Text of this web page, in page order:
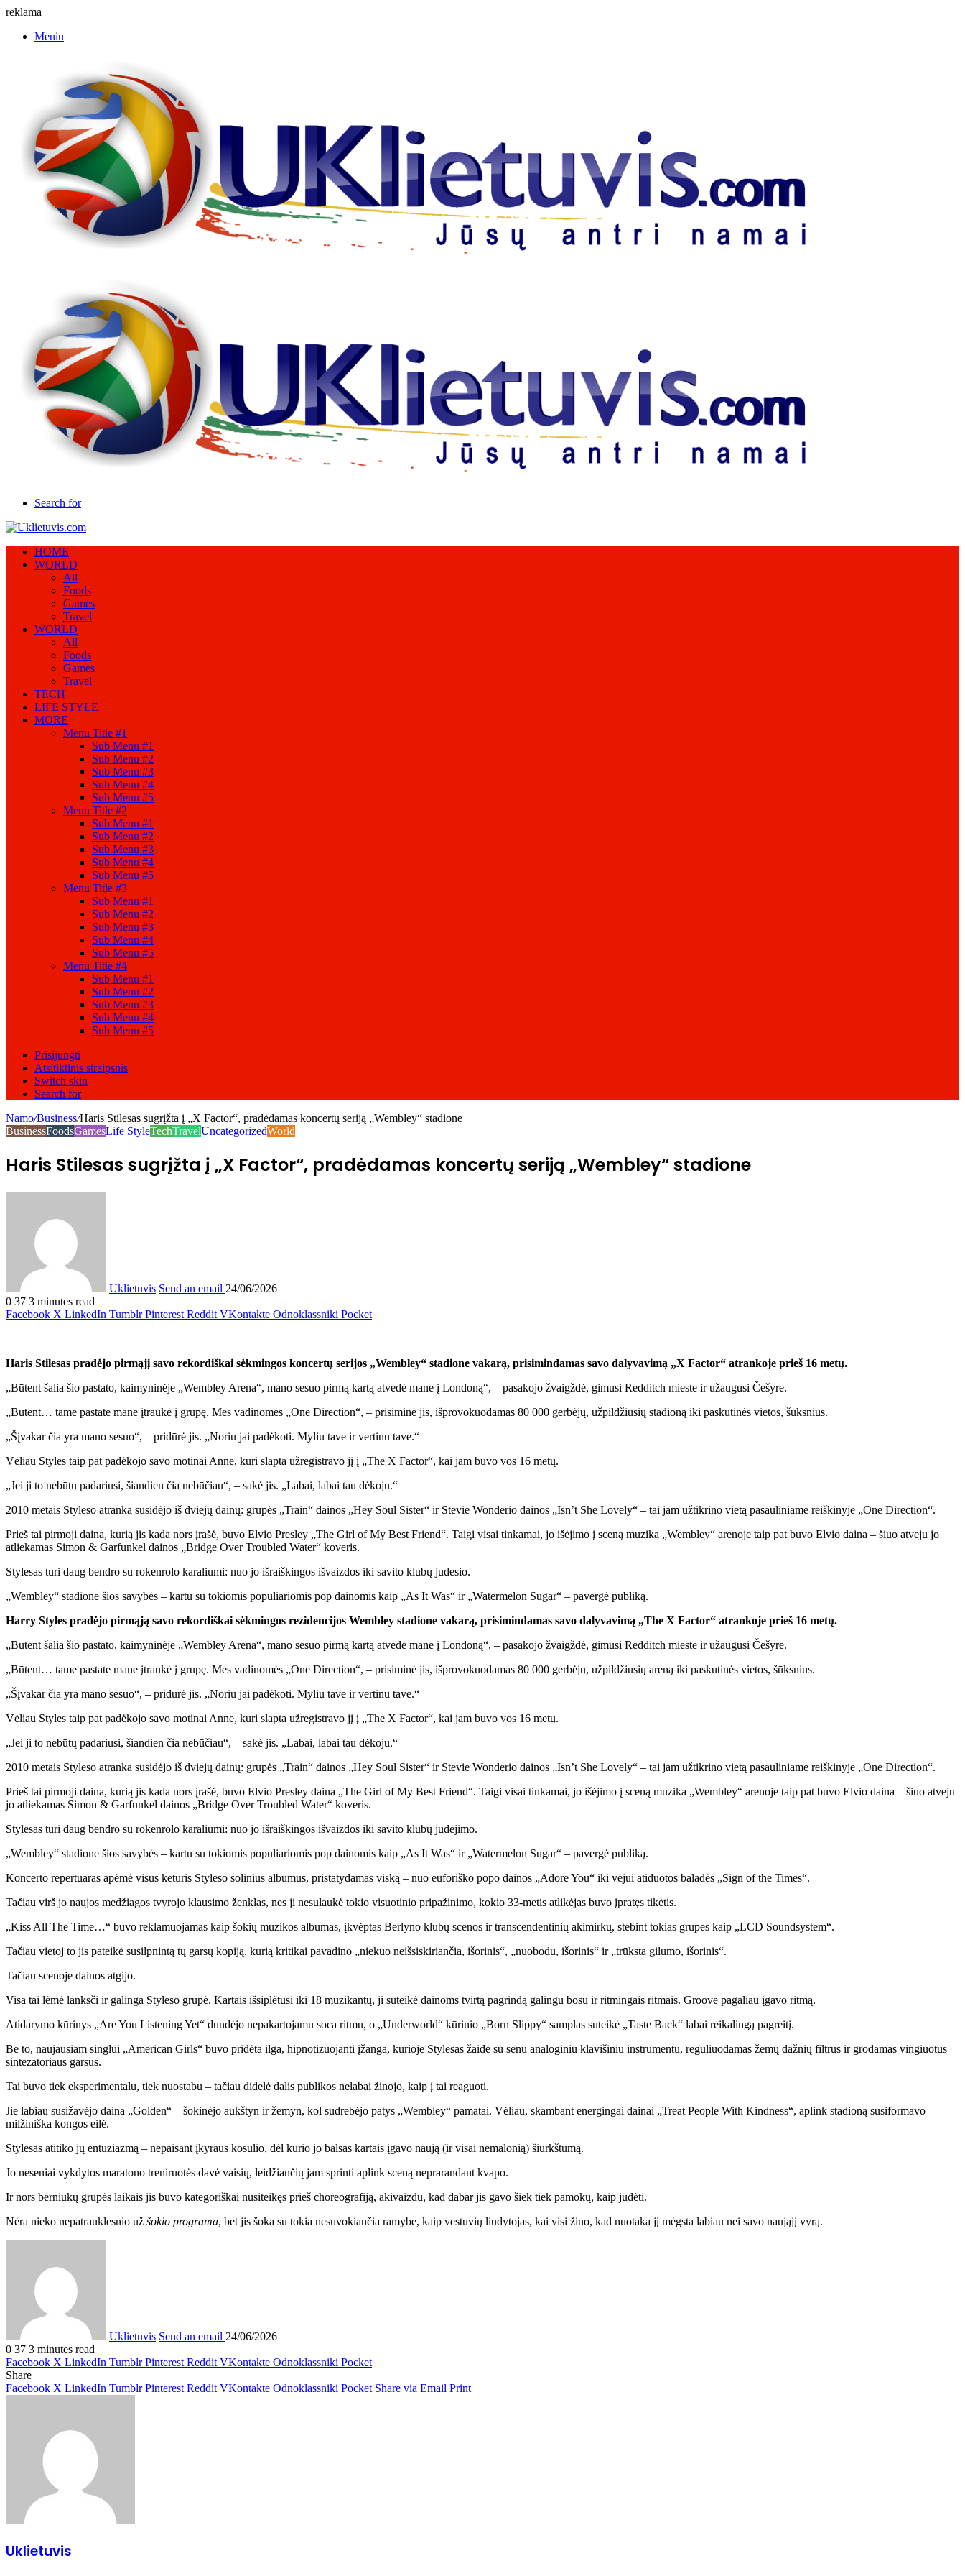
reklama
Meniu
Search for
HOME
WORLD
All
Foods
Games
Travel
WORLD
All
Foods
Games
Travel
TECH
LIFE STYLE
MORE
Menu Title #1
Sub Menu #1
Sub Menu #2
Sub Menu #3
Sub Menu #4
Sub Menu #5
Menu Title #2
Sub Menu #1
Sub Menu #2
Sub Menu #3
Sub Menu #4
Sub Menu #5
Menu Title #3
Sub Menu #1
Sub Menu #2
Sub Menu #3
Sub Menu #4
Sub Menu #5
Menu Title #4
Sub Menu #1
Sub Menu #2
Sub Menu #3
Sub Menu #4
Sub Menu #5
Prisijungti
Atsitiktinis straipsnis
Switch skin
Search for
Namo/Business/Haris Stilesas sugrįžta į „X Factor“, pradėdamas koncertų seriją „Wembley“ stadione
BusinessFoodsGamesLife StyleTechTravelUncategorizedWorld
Haris Stilesas sugrįžta į „X Factor“, pradėdamas koncertų seriją „Wembley“ stadione
Uklietuvis Send an email 24/06/2026
0 37 3 minutes read
Facebook X LinkedIn Tumblr Pinterest Reddit VKontakte Odnoklassniki Pocket
Haris Stilesas pradėjo pirmąjį savo rekordiškai sėkmingos koncertų serijos „Wembley“ stadione vakarą, prisimindamas savo dalyvavimą „X Factor“ atrankoje prieš 16 metų.
„Būtent šalia šio pastato, kaimyninėje „Wembley Arena“, mano sesuo pirmą kartą atvedė mane į Londoną“, – pasakojo žvaigždė, gimusi Redditch mieste ir užaugusi Češyre.
„Būtent… tame pastate mane įtraukė į grupę. Mes vadinomės „One Direction“, – prisiminė jis, išprovokuodamas 80 000 gerbėjų, užpildžiusių stadioną iki paskutinės vietos, šūksnius.
„Šįvakar čia yra mano sesuo“, – pridūrė jis. „Noriu jai padėkoti. Myliu tave ir vertinu tave.“
Vėliau Styles taip pat padėkojo savo motinai Anne, kuri slapta užregistravo jį į „The X Factor“, kai jam buvo vos 16 metų.
„Jei ji to nebūtų padariusi, šiandien čia nebūčiau“, – sakė jis. „Labai, labai tau dėkoju.“
2010 metais Styleso atranka susidėjo iš dviejų dainų: grupės „Train“ dainos „Hey Soul Sister“ ir Stevie Wonderio dainos „Isn’t She Lovely“ – tai jam užtikrino vietą pasauliniame reiškinyje „One Direction“.
Prieš tai pirmoji daina, kurią jis kada nors įrašė, buvo Elvio Presley „The Girl of My Best Friend“. Taigi visai tinkamai, jo išėjimo į sceną muzika „Wembley“ arenoje taip pat buvo Elvio daina – šiuo atveju jo
atliekamas Simon & Garfunkel dainos „Bridge Over Troubled Water“ koveris.
Stylesas turi daug bendro su rokenrolo karaliumi: nuo jo išraiškingos išvaizdos iki savito klubų judesio.
„Wembley“ stadione šios savybės – kartu su tokiomis populiariomis pop dainomis kaip „As It Was“ ir „Watermelon Sugar“ – pavergė publiką.
Harry Styles pradėjo pirmąją savo rekordiškai sėkmingos rezidencijos Wembley stadione vakarą, prisimindamas savo dalyvavimą „The X Factor“ atrankoje prieš 16 metų.
„Būtent šalia šio pastato, kaimyninėje „Wembley Arena“, mano sesuo pirmą kartą atvedė mane į Londoną“, – pasakojo žvaigždė, gimusi Redditch mieste ir užaugusi Češyre.
„Būtent… tame pastate mane įtraukė į grupę. Mes vadinomės „One Direction“, – prisiminė jis, išprovokuodamas 80 000 gerbėjų, užpildžiusių areną iki paskutinės vietos, šūksnius.
„Šįvakar čia yra mano sesuo“, – pridūrė jis. „Noriu jai padėkoti. Myliu tave ir vertinu tave.“
Vėliau Styles taip pat padėkojo savo motinai Anne, kuri slapta užregistravo jį į „The X Factor“, kai jam buvo vos 16 metų.
„Jei ji to nebūtų padariusi, šiandien čia nebūčiau“, – sakė jis. „Labai, labai tau dėkoju.“
2010 metais Styleso atranka susidėjo iš dviejų dainų: grupės „Train“ dainos „Hey Soul Sister“ ir Stevie Wonderio dainos „Isn’t She Lovely“ – tai jam užtikrino vietą pasauliniame reiškinyje „One Direction“.
Prieš tai pirmoji daina, kurią jis kada nors įrašė, buvo Elvio Presley daina „The Girl of My Best Friend“. Taigi visai tinkamai, jo išėjimo į sceną muzika „Wembley“ arenoje taip pat buvo Elvio daina – šiuo atveju
jo atliekamas Simon & Garfunkel dainos „Bridge Over Troubled Water“ koveris.
Stylesas turi daug bendro su rokenrolo karaliumi: nuo jo išraiškingos išvaizdos iki savito klubų judėjimo.
„Wembley“ stadione šios savybės – kartu su tokiomis populiariomis pop dainomis kaip „As It Was“ ir „Watermelon Sugar“ – pavergė publiką.
Koncerto repertuaras apėmė visus keturis Styleso solinius albumus, pristatydamas viską – nuo euforiško popo dainos „Adore You“ iki vėjui atiduotos baladės „Sign of the Times“.
Tačiau virš jo naujos medžiagos tvyrojo klausimo ženklas, nes ji nesulaukė tokio visuotinio pripažinimo, kokio 33-metis atlikėjas buvo įpratęs tikėtis.
„Kiss All The Time…“ buvo reklamuojamas kaip šokių muzikos albumas, įkvėptas Berlyno klubų scenos ir transcendentinių akimirkų, stebint tokias grupes kaip „LCD Soundsystem“.
Tačiau vietoj to jis pateikė susilpnintą tų garsų kopiją, kurią kritikai pavadino „niekuo neišsiskiriančia, išorinis“, „nuobodu, išorinis“ ir „trūksta gilumo, išorinis“.
Tačiau scenoje dainos atgijo.
Visa tai lėmė lanksči ir galinga Styleso grupė. Kartais išsiplėtusi iki 18 muzikantų, ji suteikė dainoms tvirtą pagrindą galingu bosu ir ritmingais ritmais. Groove pagaliau įgavo ritmą.
Atidarymo kūrinys „Are You Listening Yet“ dundėjo nepakartojamu soca ritmu, o „Underworld“ kūrinio „Born Slippy“ samplas suteikė „Taste Back“ labai reikalingą pagreitį.
Be to, naujausiam singlui „American Girls“ buvo pridėta ilga, hipnotizuojanti įžanga, kurioje Stylesas žaidė su senu analoginiu klavišiniu instrumentu, reguliuodamas žemų dažnių filtrus ir grodamas vingiuotus
sintezatoriaus garsus.
Tai buvo tiek eksperimentalu, tiek nuostabu – tačiau didelė dalis publikos nelabai žinojo, kaip į tai reaguoti.
Jie labiau susižavėjo daina „Golden“ – šokinėjo aukštyn ir žemyn, kol sudrebėjo patys „Wembley“ pamatai. Vėliau, skambant energingai dainai „Treat People With Kindness“, aplink stadioną susiformavo
milžiniška kongos eilė.
Stylesas atitiko jų entuziazmą – nepaisant įkyraus kosulio, dėl kurio jo balsas kartais įgavo naują (ir visai nemalonią) šiurkštumą.
Jo neseniai vykdytos maratono treniruotės davė vaisių, leidžiančių jam sprinti aplink sceną neprarandant kvapo.
Ir nors berniukų grupės laikais jis buvo kategoriškai nusiteikęs prieš choreografiją, akivaizdu, kad dabar jis gavo šiek tiek pamokų, kaip judėti.
Nėra nieko nepatrauklesnio už šokio programa, bet jis šoka su tokia nesuvokiančia ramybe, kaip vestuvių liudytojas, kai visi žino, kad nuotaka jį mėgsta labiau nei savo naująjį vyrą.
Uklietuvis Send an email 24/06/2026
0 37 3 minutes read
Facebook X LinkedIn Tumblr Pinterest Reddit VKontakte Odnoklassniki Pocket
Share
Facebook X LinkedIn Tumblr Pinterest Reddit VKontakte Odnoklassniki Pocket Share via Email Print
Uklietuvis